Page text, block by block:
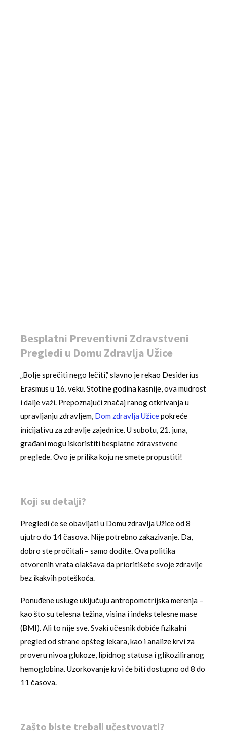
Besplatni Preventivni Zdravstveni
Pregledi u Domu Zdravlja Užice
„Bolje sprečiti nego lečiti,” slavno je rekao Desiderius
Erasmus u 16. veku. Stotine godina kasnije, ova mudrost
i dalje važi. Prepoznajući značaj ranog otkrivanja u
upravljanju zdravljem, Dom zdravlja Užicepokreće
inicijativu za zdravlje zajednice. U subotu, 21. juna,
građani mogu iskoristiti besplatne zdravstvene
preglede. Ovo je prilika koju ne smete propustiti!
Koji su detalji?
Pregledi će se obavljati u Domu zdravlja Užice od 8
ujutro do 14 časova. Nije potrebno zakazivanje. Da,
dobro ste pročitali – samo dođite. Ova politika
otvorenih vrata olakšava da prioritišete svoje zdravlje
bez ikakvih poteškoća.
Ponuđene usluge uključuju antropometrijska merenja –
kao što su telesna težina, visina i indeks telesne mase
(BMI). Ali to nije sve. Svaki učesnik dobiće fizikalni
pregled od strane opšteg lekara, kao i analize krvi za
proveru nivoa glukoze, lipidnog statusa i glikoziliranog
hemoglobina. Uzorkovanje krvi će biti dostupno od 8 do
11 časova.
Zašto biste trebali učestvovati?